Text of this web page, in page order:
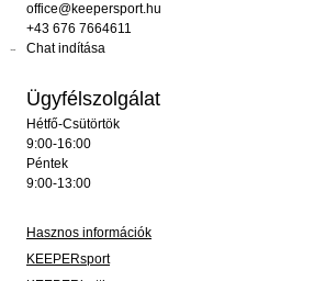
office@keepersport.hu
+43 676 7664611
Chat indítása
Ügyfélszolgálat
Hétfő-Csütörtök
9:00-16:00
Péntek
9:00-13:00
Hasznos információk
KEEPERsport